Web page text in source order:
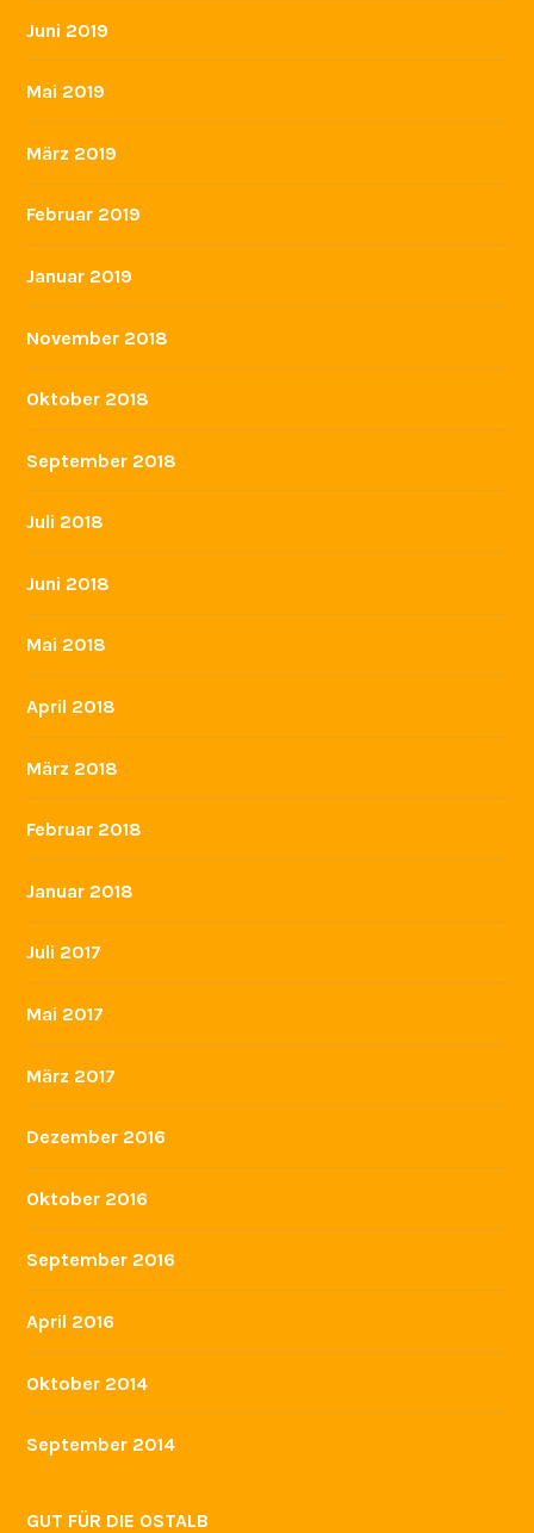
Juni 2019
Mai 2019
März 2019
Februar 2019
Januar 2019
November 2018
Oktober 2018
September 2018
Juli 2018
Juni 2018
Mai 2018
April 2018
März 2018
Februar 2018
Januar 2018
Juli 2017
Mai 2017
März 2017
Dezember 2016
Oktober 2016
September 2016
April 2016
Oktober 2014
September 2014
GUT FÜR DIE OSTALB